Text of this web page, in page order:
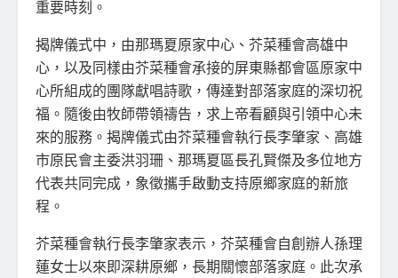
重要時刻。
揭牌儀式中，由那瑪夏原家中心、芥菜種會高雄中
心，以及同樣由芥菜種會承接的屏東縣都會區原家中
心所組成的團隊獻唱詩歌，傳達對部落家庭的深切祝
福。隨後由牧師帶領禱告，求上帝看顧與引領中心未
來的服務。揭牌儀式由芥菜種會執行長李肇家、高雄
市原民會主委洪羽珊、那瑪夏區長孔賢傑及多位地方
代表共同完成，象徵攜手啟動支持原鄉家庭的新旅
程。
芥菜種會執行長李肇家表示，芥菜種會自創辦人孫理
蓮女士以來即深耕原鄉，長期關懷部落家庭。此次承